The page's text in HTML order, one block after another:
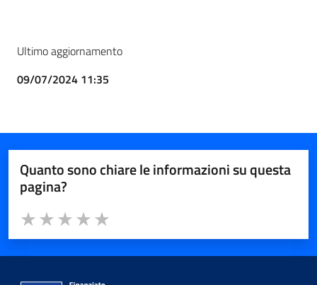
Ultimo aggiornamento
09/07/2024 11:35
Quanto sono chiare le informazioni su questa
pagina?
Valuta da 1 a 5 stelle la pagina
Valuta 5 stelle su 5
Valuta 4 stelle su 5
Valuta 3 stelle su 5
Valuta 2 stelle su 5
Valuta 1 stelle su 5